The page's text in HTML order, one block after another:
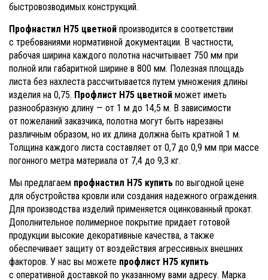
быстровозводимых конструкций.
Профнастил Н75 цветной производится в соответствии
с требованиями нормативной документации. В частности,
рабочая ширина каждого полотна насчитывает 750 мм при
полной или габаритной ширине в 800 мм. Полезная площадь
листа без нахлеста рассчитывается путем умножения длины
изделия на 0,75. Профлист Н75 цветной может иметь
разнообразную длину — от 1 м до 14,5 м. В зависимости
от пожеланий заказчика, полотна могут быть нарезаны
различным образом, но их длина должна быть кратной 1 м.
Толщина каждого листа составляет от 0,7 до 0,9 мм при массе
погонного метра материала от 7,4 до 9,3 кг.
Мы предлагаем профнастил Н75 купить по выгодной цене
для обустройства кровли или создания надежного ограждения.
Для производства изделий применяется оцинкованный прокат.
Дополнительное полимерное покрытие придает готовой
продукции высокие декоративные качества, а также
обеспечивает защиту от воздействия агрессивных внешних
факторов. У нас вы можете профлист Н75 купить
с оперативной доставкой по указанному вами адресу. Марка